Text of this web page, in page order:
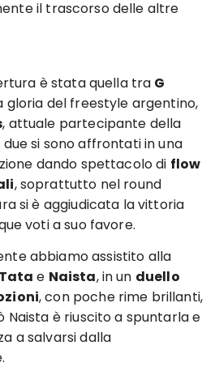
il trascorso delle altre
è stata quella tra G
gloria del freestyle argentino,
, attuale partecipante della
due si sono affrontati in una
dando spettacolo di flow
, soprattutto nel round
si è aggiudicata la vittoria
voti a suo favore.
abbiamo assistito alla
Tata e Naista, in un duello
, con poche rime brillanti,
Naista è riuscito a spuntarla e
a salvarsi dalla